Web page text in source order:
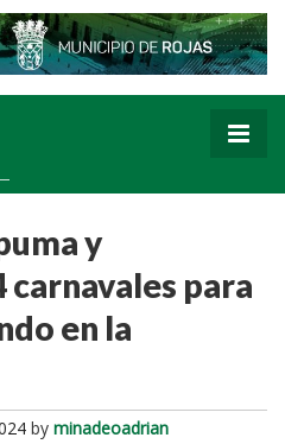
y
carnavales para
en la
by minadeoadrian